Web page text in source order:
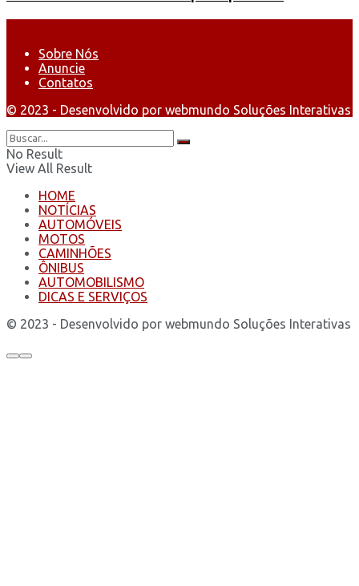
Sobre Nós
Anuncie
Contatos
© 2023 - Desenvolvido por webmundo Soluções Interativas
No Result
View All Result
HOME
NOTÍCIAS
AUTOMÓVEIS
MOTOS
CAMINHÕES
ÔNIBUS
AUTOMOBILISMO
DICAS E SERVIÇOS
© 2023 - Desenvolvido por webmundo Soluções Interativas